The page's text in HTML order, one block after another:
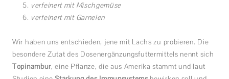
verfeinert mit Mischgemüse
verfeinert mit Garnelen
Wir haben uns entschieden, jene mit Lachs zu probieren. Die
besondere Zutat des Dosenergänzungsfuttermittels nennt sich
Topinambur, eine Pflanze, die aus Amerika stammt und laut